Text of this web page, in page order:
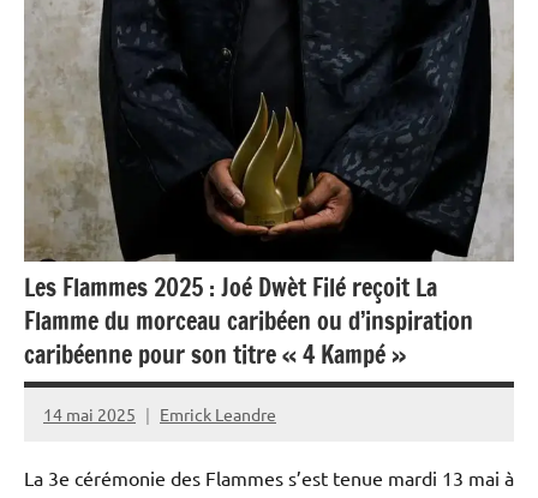
Outremer
Les Flammes 2025 : Joé Dwèt Filé reçoit La
Flamme du morceau caribéen ou d’inspiration
caribéenne pour son titre « 4 Kampé »
14 mai 2025 Emrick Leandre
La 3e cérémonie des Flammes s’est tenue mardi 13 mai à